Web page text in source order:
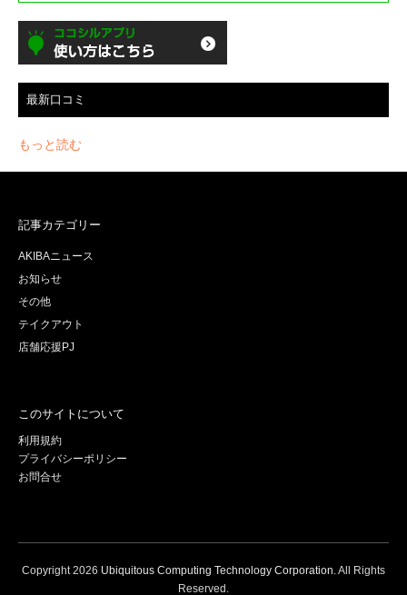
最新口コミ
もっと読む
記事カテゴリー
AKIBAニュース
お知らせ
その他
テイクアウト
店舗応援PJ
このサイトについて
利用規約
プライバシーポリシー
お問合せ
Copyright2026 Ubiquitous Computing Technology Corporation . All Rights
Reserved.